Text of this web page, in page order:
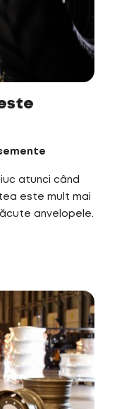
atunci când
este mult mai
anvelopele.